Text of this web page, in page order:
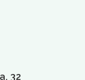
32